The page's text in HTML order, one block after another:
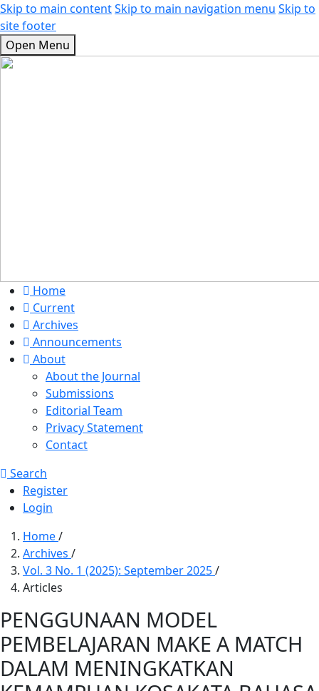
Skip to main contentSkip to main navigation menu Skip to
site footer
Open Menu
Home
Current
Archives
Announcements
About
About the Journal
Submissions
Editorial Team
Privacy Statement
Contact
Search
Register
Login
Home/
Archives /
Vol. 3 No. 1 (2025): September 2025/
Articles
PENGGUNAAN MODEL
PEMBELAJARAN MAKE A MATCH
DALAM MENINGKATKAN